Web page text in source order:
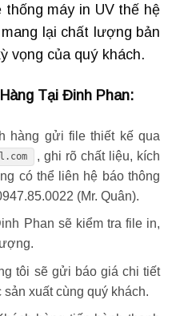
thống máy in UV thế hệ
lại chất lượng bản
vọng của quý khách.
Tại Đinh Phan:
hàng gửi file thiết kế qua
, ghi rõ chất liệu, kích
có thể liên hệ báo thông
(Mr. Quân).
Phan sẽ kiểm tra file in,
tôi sẽ gửi báo giá chi tiết
xuất cùng quý khách.